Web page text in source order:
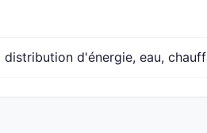
d'énergie, eau,